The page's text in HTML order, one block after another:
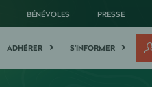
BÉNÉVOLES PRESSE
ADHÉRER S'INFORMER